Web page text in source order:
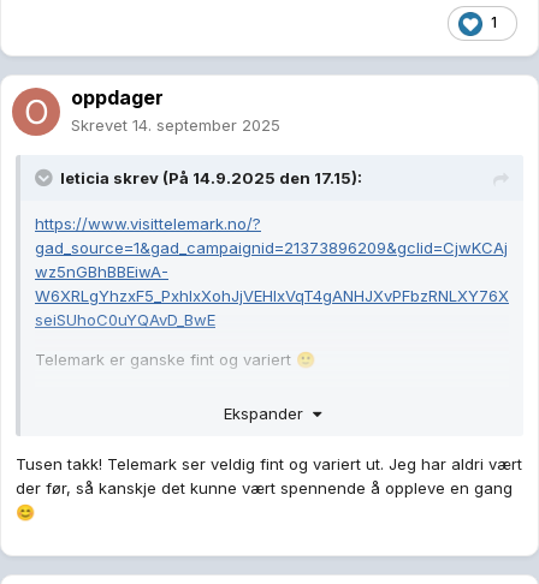
1
oppdager
Skrevet 14. september 2025
leticia skrev (På 14.9.2025 den 17.15):
https://www.visittelemark.no/?
gad_source=1&gad_campaignid=21373896209&gclid=CjwKCAj
wz5nGBhBBEiwA-
W6XRLgYhzxF5_PxhIxXohJjVEHIxVqT4gANHJXvPFbzRNLXY76X
seiSUhoC0uYQAvD_BwE
Telemark er ganske fint og variert 🙂
Ekspander
Tusen takk! Telemark ser veldig fint og variert ut. Jeg har aldri vært
der før, så kanskje det kunne vært spennende å oppleve en gang
😊